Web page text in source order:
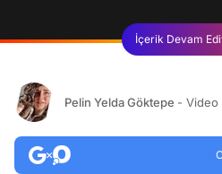
İçerik Devam
Pelin Yelda Göktepe - Video